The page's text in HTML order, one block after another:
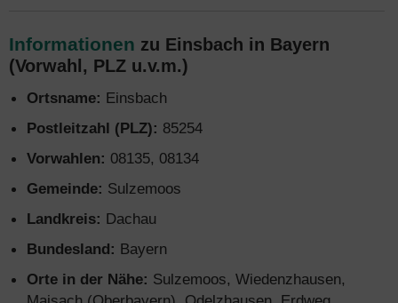
Informationen zu Einsbach in Bayern
(Vorwahl, PLZ u.v.m.)
Ortsname: Einsbach
Postleitzahl (PLZ): 85254
Vorwahlen: 08135, 08134
Gemeinde: Sulzemoos
Landkreis: Dachau
Bundesland: Bayern
Orte in der Nähe: Sulzemoos, Wiedenzhausen,